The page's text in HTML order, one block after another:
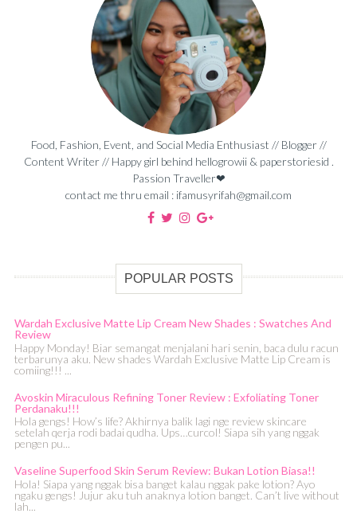
Food, Fashion, Event, and Social Media Enthusiast // Blogger //
Content Writer // Happy girl behind hellogrowii & paperstoriesid .
Passion Traveller❤
contact me thru email : ifamusyrifah@gmail.com
POPULAR POSTS
Wardah Exclusive Matte Lip Cream New Shades : Swatches And
Review
Happy Monday! Biar semangat menjalani hari senin, baca dulu racun
terbarunya aku. New shades Wardah Exclusive Matte Lip Cream is
comiing!!! ...
Avoskin Miraculous Refining Toner Review : Exfoliating Toner
Perdanaku!!!
Hola gengs! How’s life? Akhirnya balik lagi nge review skincare
setelah qerja rodi badai qudha. Ups…curcol! Siapa sih yang nggak
pengen pu...
Vaseline Superfood Skin Serum Review: Bukan Lotion Biasa!!
Hola! Siapa yang nggak bisa banget kalau nggak pake lotion? Ayo
ngaku gengs! Jujur aku tuh anaknya lotion banget. Can’t live without
lah...